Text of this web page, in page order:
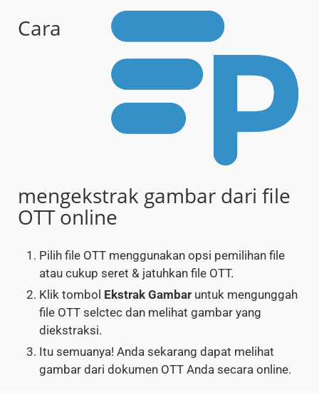
Cara
mengekstrak gambar dari file
OTT online
Pilih file OTT menggunakan opsi pemilihan file
atau cukup seret & jatuhkan file OTT.
Klik tombol Ekstrak Gambar untuk mengunggah
file OTT selctec dan melihat gambar yang
diekstraksi.
Itu semuanya! Anda sekarang dapat melihat
gambar dari dokumen OTT Anda secara online.